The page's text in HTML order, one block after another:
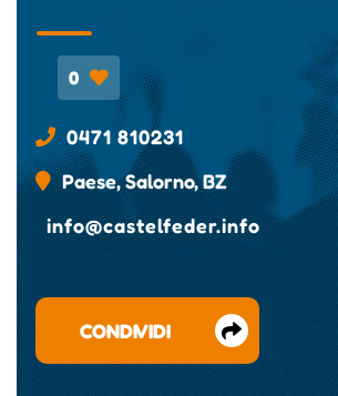
0
0471 810231
Paese, Salorno, BZ
info@castelfeder.info
CONDIVIDI